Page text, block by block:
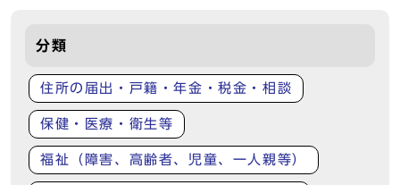
分類
住所の届出・戸籍・年金・税金・相談
保健・医療・衛生等
福祉（障害、高齢者、児童、一人親等）